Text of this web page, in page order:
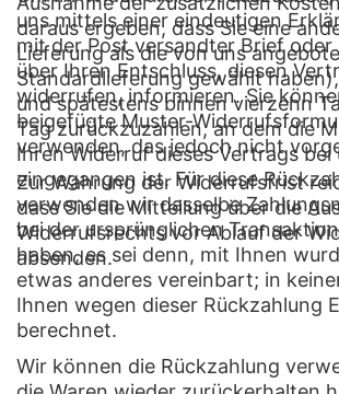
uns mittels einer eindeutigen
mit der Post versandter Brief oder
über Ihren Entschluss, diesen
widerrufen, informieren. Sie
beigefügte Muster-
verwenden, das jedoch nicht
Zur Wahrung der Widerrufsfrist
dass Sie die Mitteilung über die
Widerrufsrechts vor Ablauf der
absenden.
daraus ergeben, dass Sie eine
Lieferung als die von uns
Standardlieferung gewählt
und spätestens binnen vierzehn
Tag zurückzuzahlen, an dem die
Ihren Widerruf dieses Vertrags bei
eingegangen ist. Für diese
verwenden wir dasselbe
bei der ursprünglichen
haben, es sei denn, mit Ihnen
etwas anderes vereinbart; in
Ihnen wegen dieser Rückzahlung
berechnet.
Wir können die Rückzahlung